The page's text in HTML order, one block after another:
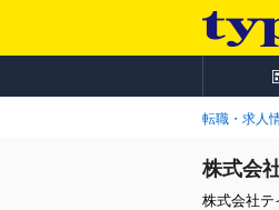
転職・求人
株式会
株式会社